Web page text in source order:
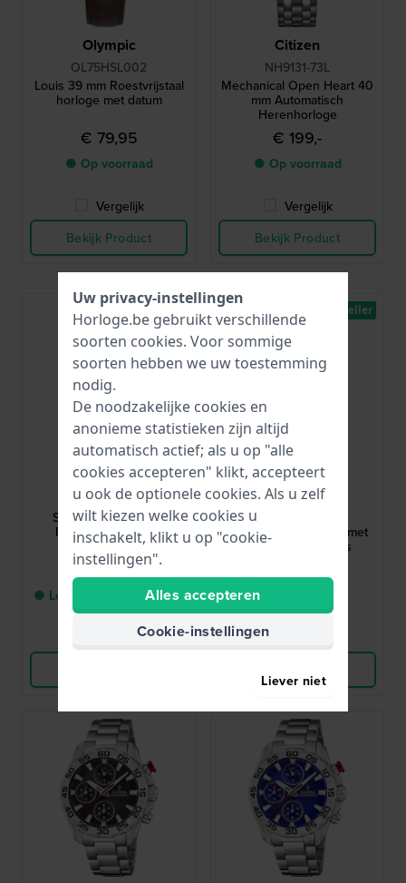
Olympic
OL75HSL002
Louis 39 mm Roestvrijstaal
horloge met datum
€ 79,95
● Op voorraad
Vergelijk
Bekijk Product
Citizen
NH9131-73L
Mechanical Open Heart 40
mm Automatisch
Herenhorloge
€ 199,-
● Op voorraad
Vergelijk
Bekijk Product
Seiko
SWR083P1
SWR083P1 22.2 mm
Rechthoekig stalen
dameshorloge
€ 330,-
● Levering binnen 3 tot 5
werkdagen
Vergelijk
Citizen
NJ0150-81E
Tsuyosa 40 mm
Automatisch horloge met
datum vergrootglas
● Op voorraad
Bestseller
Uw privacy-instellingen
Horloge.be gebruikt verschillende
soorten cookies. Voor sommige
soorten hebben we uw toestemming
nodig.
De noodzakelijke cookies en
anonieme statistieken zijn altijd
automatisch actief; als u op "alle
cookies accepteren" klikt, accepteert
u ook de optionele cookies. Als u zelf
wilt kiezen welke cookies u
inschakelt, klikt u op "cookie-
instellingen".
Alles accepteren
Cookie-instellingen
Liever niet